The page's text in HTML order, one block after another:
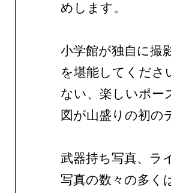
めします。
小学館が独自に撮
を堪能してくださ
ない、楽しいポー
図が山盛りの初の
武器持ち写真、ラ
写真の数々の多く